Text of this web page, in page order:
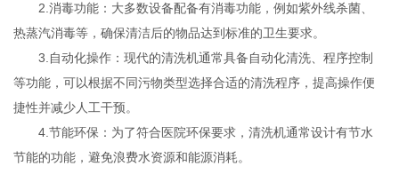
2.消毒功能：大多数设备配备有消毒功能，例如紫外线杀菌、
热蒸汽消毒等，确保清洁后的物品达到标准的卫生要求。
3.自动化操作：现代的清洗机通常具备自动化清洗、程序控制
等功能，可以根据不同污物类型选择合适的清洗程序，提高操作便
捷性并减少人工干预。
4.节能环保：为了符合医院环保要求，清洗机通常设计有节水
节能的功能，避免浪费水资源和能源消耗。